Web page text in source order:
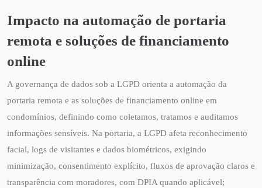
Impacto na automação de portaria
remota e soluções de financiamento
online
A governança de dados sob a LGPD orienta a automação da
portaria remota e as soluções de financiamento online em
condomínios, definindo como coletamos, tratamos e auditamos
informações sensíveis. Na portaria, a LGPD afeta reconhecimento
facial, logs de visitantes e dados biométricos, exigindo
minimização, consentimento explícito, fluxos de aprovação claros e
transparência com moradores, com DPIA quando aplicável;